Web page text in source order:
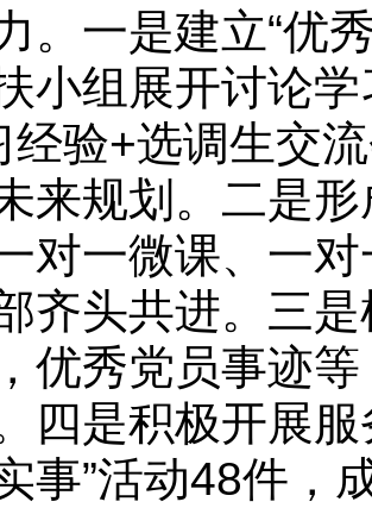
。一是建立“优
小组展开讨论
经验+选调生交
来规划。二是
对一微课、一
齐头共进。三
优秀党员事迹
四是积极开展
事”活动48件，